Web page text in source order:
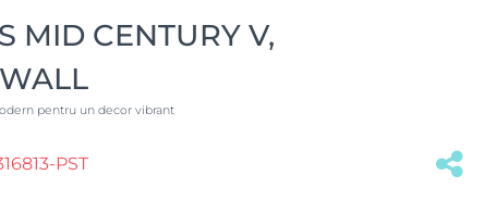
MID CENTURY V,
pentru un decor vibrant
PST